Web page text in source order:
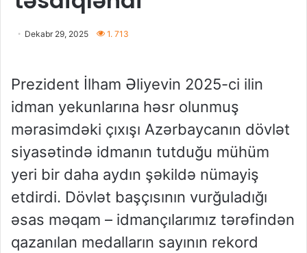
Dekabr 29, 2025 1. 713
Prezident İlham Əliyevin 2025-ci ilin
idman yekunlarına həsr olunmuş
mərasimdəki çıxışı Azərbaycanın dövlət
siyasətində idmanın tutduğu mühüm
yeri bir daha aydın şəkildə nümayiş
etdirdi. Dövlət başçısının vurğuladığı
əsas məqam – idmançılarımız tərəfindən
qazanılan medalların sayının rekord